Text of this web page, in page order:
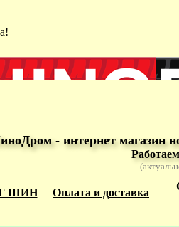
- интернет магазин
ШИН Оплата и доставка